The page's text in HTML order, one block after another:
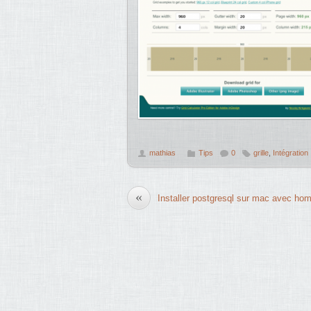
mathias Tips 0 grille Intégration
« Installer postgresql sur mac avec